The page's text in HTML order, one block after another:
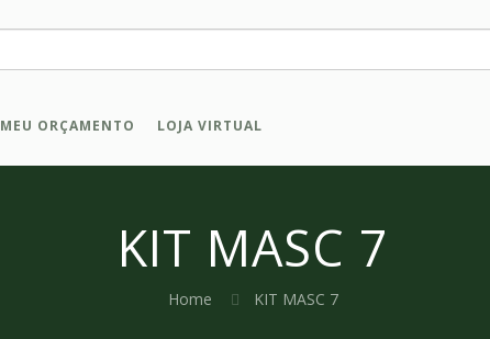
MEU ORÇAMENTO LOJA VIRTUAL
KIT MASC 7
Home KIT MASC 7